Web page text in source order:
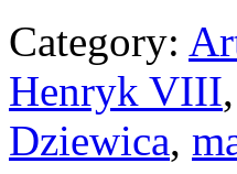
Category:
Henryk VIII,
Dziewica,